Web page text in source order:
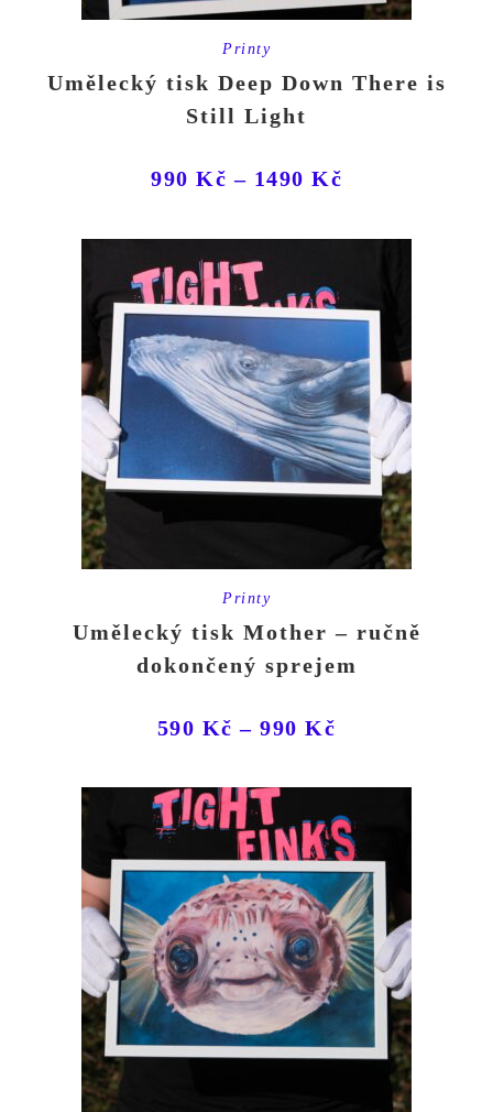
Printy
Umělecký tisk Deep Down There is
Still Light
990 Kč – 1490 Kč
Printy
Umělecký tisk Mother – ručně
dokončený sprejem
590 Kč – 990Kč